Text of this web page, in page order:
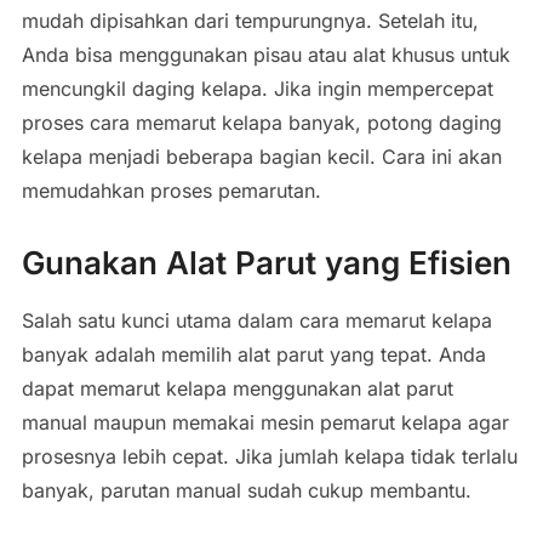
mudah dipisahkan dari tempurungnya. Setelah itu,
Anda bisa menggunakan pisau atau alat khusus untuk
mencungkil daging kelapa. Jika ingin mempercepat
proses cara memarut kelapa banyak, potong daging
kelapa menjadi beberapa bagian kecil. Cara ini akan
memudahkan proses pemarutan.
Gunakan Alat Parut yang Efisien
Salah satu kunci utama dalam cara memarut kelapa
banyak adalah memilih alat parut yang tepat. Anda
dapat memarut kelapa menggunakan alat parut
manual maupun memakai mesin pemarut kelapa agar
prosesnya lebih cepat. Jika jumlah kelapa tidak terlalu
banyak, parutan manual sudah cukup membantu.